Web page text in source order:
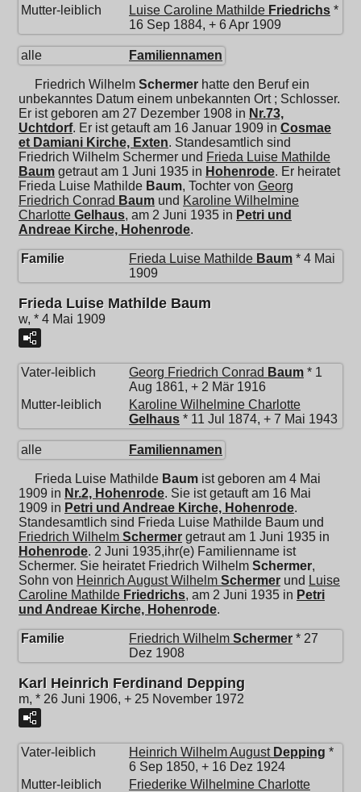
Mutter-leiblich
Luise Caroline Mathilde Friedrichs *
16 Sep 1884, + 6 Apr 1909
alle Familiennamen
Friedrich Wilhelm Schermer hatte den Beruf ein
unbekanntes Datum einem unbekannten Ort ; Schlosser.
Er ist geboren am 27 Dezember 1908 in Nr.73,
Uchtdorf. Er ist getauft am 16 Januar 1909 in Cosmae
et Damiani Kirche, Exten. Standesamtlich sind
Friedrich Wilhelm Schermer und Frieda Luise Mathilde
Baum getraut am 1 Juni 1935 in Hohenrode. Er heiratet
Frieda Luise Mathilde Baum, Tochter von Georg
Friedrich Conrad Baum und Karoline Wilhelmine
Charlotte Gelhaus, am 2 Juni 1935 in Petri und
Andreae Kirche, Hohenrode.
Familie Frieda Luise Mathilde Baum * 4 Mai
1909
Frieda Luise Mathilde Baum
w, * 4 Mai 1909
Vater-leiblich Georg Friedrich Conrad Baum * 1
Aug 1861, + 2 Mär 1916
Mutter-leiblich
Karoline Wilhelmine Charlotte
Gelhaus * 11 Jul 1874, + 7 Mai 1943
alle Familiennamen
Frieda Luise Mathilde Baum ist geboren am 4 Mai
1909 in Nr.2, Hohenrode. Sie ist getauft am 16 Mai
1909 in Petri und Andreae Kirche, Hohenrode.
Standesamtlich sind Frieda Luise Mathilde Baum und
Friedrich Wilhelm Schermer getraut am 1 Juni 1935 in
Hohenrode. 2 Juni 1935,ihr(e) Familienname ist
Schermer. Sie heiratet Friedrich Wilhelm Schermer,
Sohn von Heinrich August Wilhelm Schermer und Luise
Caroline Mathilde Friedrichs, am 2 Juni 1935 in Petri
und Andreae Kirche, Hohenrode.
Familie Friedrich Wilhelm Schermer * 27
Dez 1908
Karl Heinrich Ferdinand Depping
m, * 26 Juni 1906, + 25 November 1972
Vater-leiblich Heinrich Wilhelm August Depping *
6 Sep 1850, + 16 Dez 1924
Mutter-leiblich
Friederike Wilhelmine Charlotte